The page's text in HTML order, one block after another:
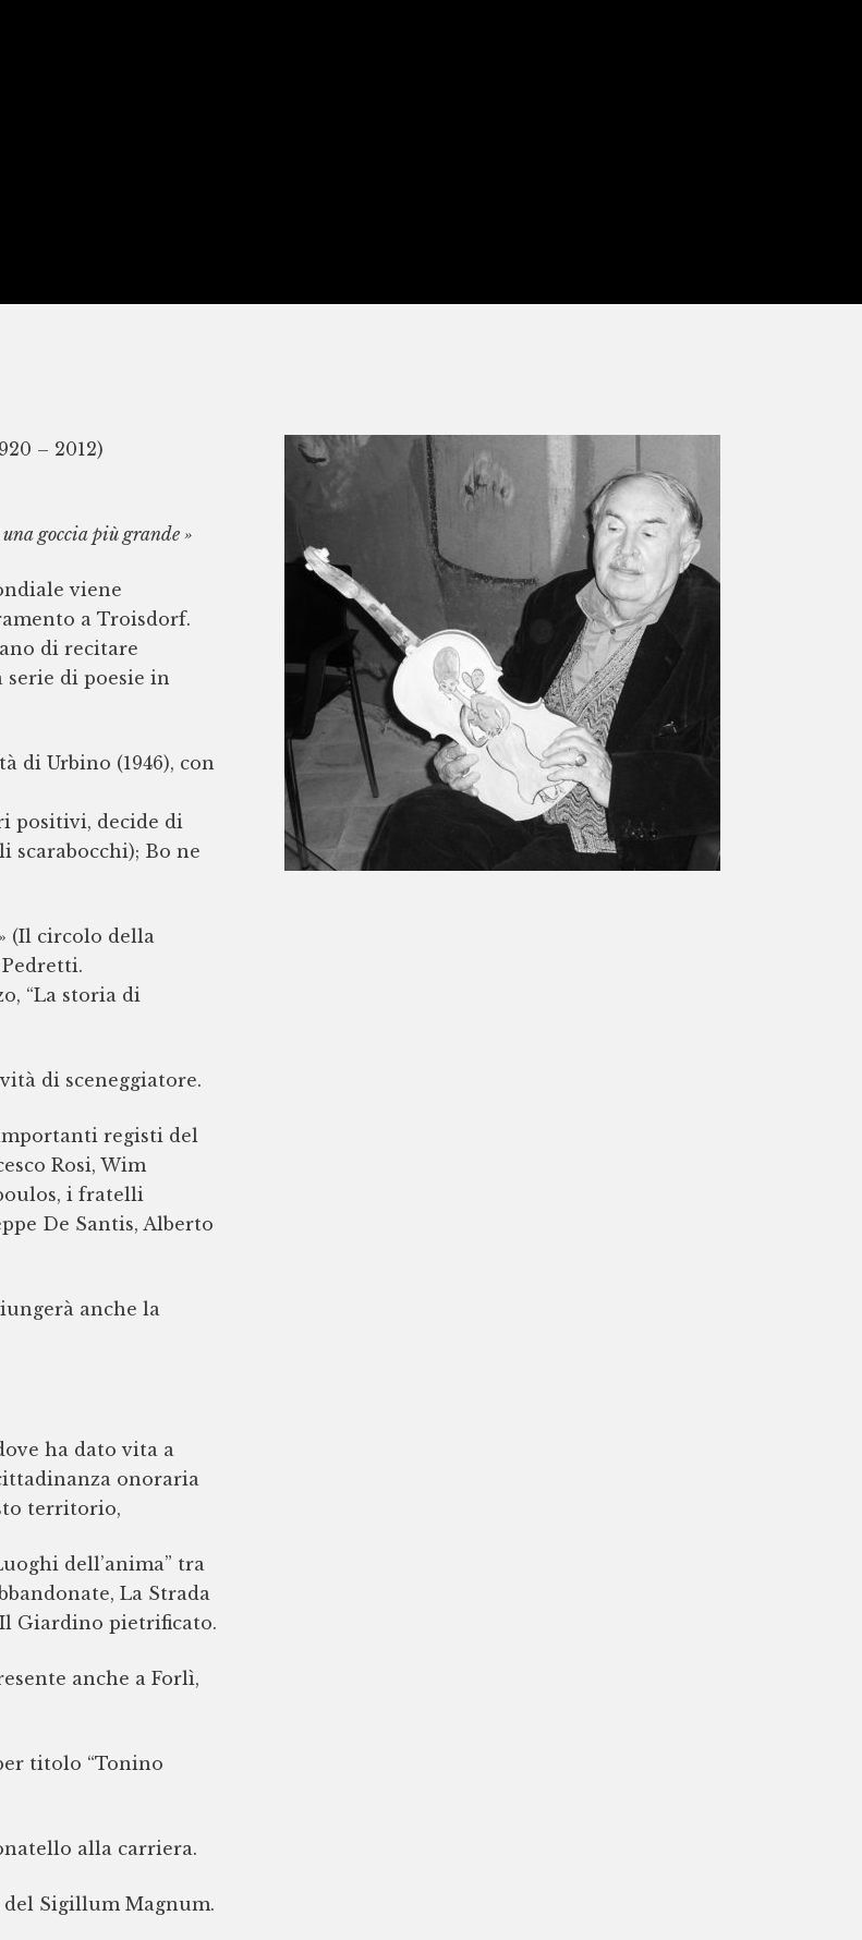
– 2012)
goccia più grande »
viene
a Troisdorf.
di recitare
di poesie in
di Urbino (1946), con
positivi, decide di
scarabocchi); Bo ne
(Il circolo della
“La storia di
di sceneggiatore.
registi del
Rosi, Wim
i fratelli
De Santis, Alberto
anche la
ha dato vita a
onoraria
territorio,
dell’anima” tra
La Strada
Giardino pietrificato.
anche a Forlì,
titolo “Tonino
alla carriera.
del Sigillum Magnum.